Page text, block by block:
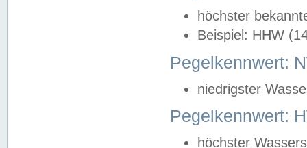
höchster
Beispiel: HHW
Pegelkennwert:
niedrigster
Pegelkennwert:
höchster